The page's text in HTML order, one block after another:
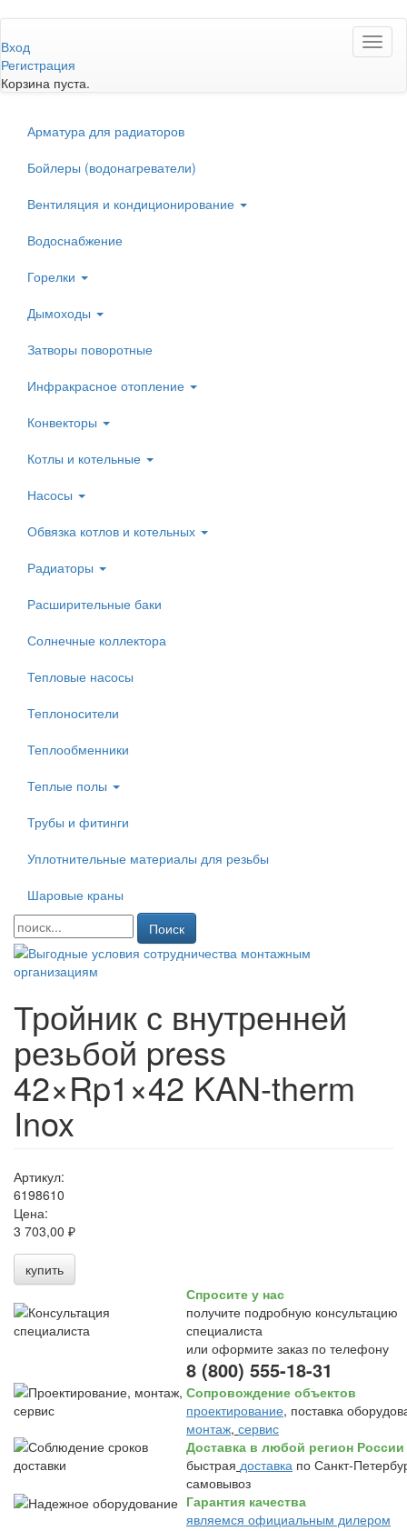
к
основному
содержанию
Вход
Регистрация
Корзина пуста.
Арматура для радиаторов
Бойлеры (водонагреватели)
Вентиляция и кондиционирование
Водоснабжение
Горелки
Дымоходы
Затворы поворотные
Инфракрасное отопление
Конвекторы
Котлы и котельные
Насосы
Обвязка котлов и котельных
Радиаторы
Расширительные баки
Солнечные коллектора
Тепловые насосы
Теплоносители
Теплообменники
Теплые полы
Трубы и фитинги
Уплотнительные материалы для резьбы
Шаровые краны
Поиск
Тройник с внутренней
резьбой press
42×Rp1×42 KAN-therm
Inox
Артикул:
6198610
Цена:
3 703,00 ₽
купить
Спросите у нас
получите подробную консультацию
специалиста
или оформите заказ по телефону
8 (800) 555-18-31
Сопровождение объектов
проектирование, поставка
монтаж, сервис
Доставка в любой регион России
быстрая доставка по Санкт-
самовывоз
Гарантия качества
являемся официальным дилером